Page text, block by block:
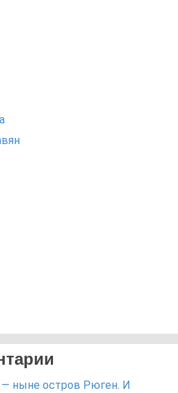
ныне остров Рюген. И